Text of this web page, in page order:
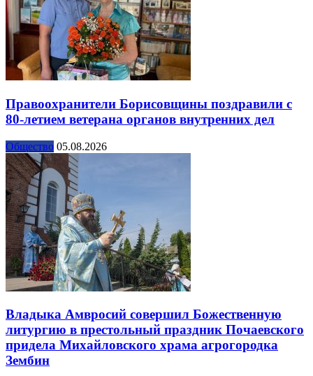
Правоохранители Борисовщины поздравили с
80-летием ветерана органов внутренних дел
Общество 05.08.2026
Владыка Амвросий совершил Божественную
литургию в престольный праздник Почаевского
придела Михайловского храма агрогородка
Зембин